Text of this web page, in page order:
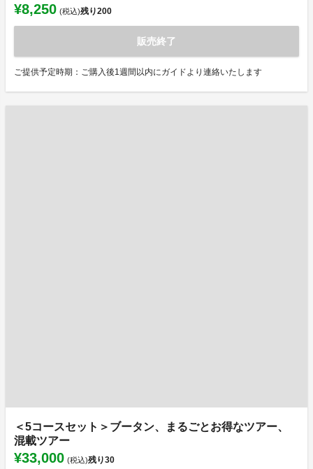
¥8,250 (税込)残り200
販売終了
ご提供予定時期：ご購入後1週間以内にガイドより連絡いたします
＜5コースセット＞ブータン、まるごとお得なツアー、
混載ツアー
¥33,000 (税込)残り30